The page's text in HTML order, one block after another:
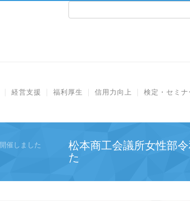
経営支援 福利厚生 信用力向上 検定・セミナ
催しました
松本商工会議所女性部
た